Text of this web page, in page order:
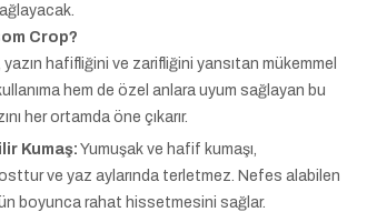
Crop?
yazın hafifliğini ve zarifliğini yansıtan mükemmel
hem de özel anlara uyum sağlayan bu
her ortamda öne çıkarır.
Kumaş:Yumuşak ve hafif kumaşı,
ve yaz aylarında terletmez. Nefes alabilen
boyunca rahat hissetmesini sağlar.